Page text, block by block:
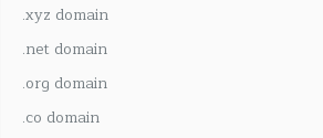
.xyz domain
.net domain
.org domain
.co domain